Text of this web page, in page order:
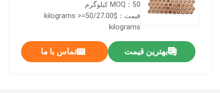
محصولات
درباره ما
MOQ：50 کیلوگرم
قیمت：$27.00/kilograms >=50
kilograms
بهترین قیمت تماس با ما
صفحه نیکل مس رسانا برای صنعت الکترونیک باتری